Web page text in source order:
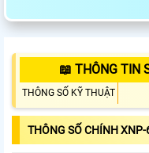
📖 THÔNG TIN
THÔNG SỐ KỸ THUẬT
THÔNG SỐ CHÍNH